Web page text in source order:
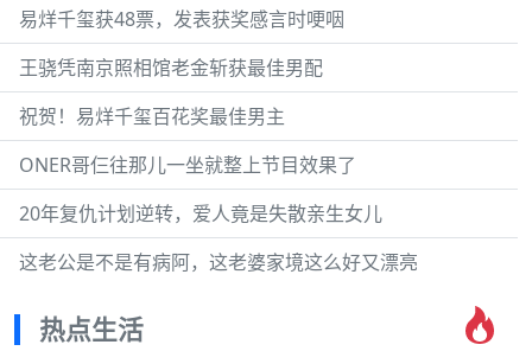
易烊千玺获48票，发表获奖感言时哽咽
王骁凭南京照相馆老金斩获最佳男配
祝贺！易烊千玺百花奖最佳男主
ONER哥仨往那儿一坐就整上节目效果了
20年复仇计划逆转，爱人竟是失散亲生女儿
这老公是不是有病阿，这老婆家境这么好又漂亮
热点生活